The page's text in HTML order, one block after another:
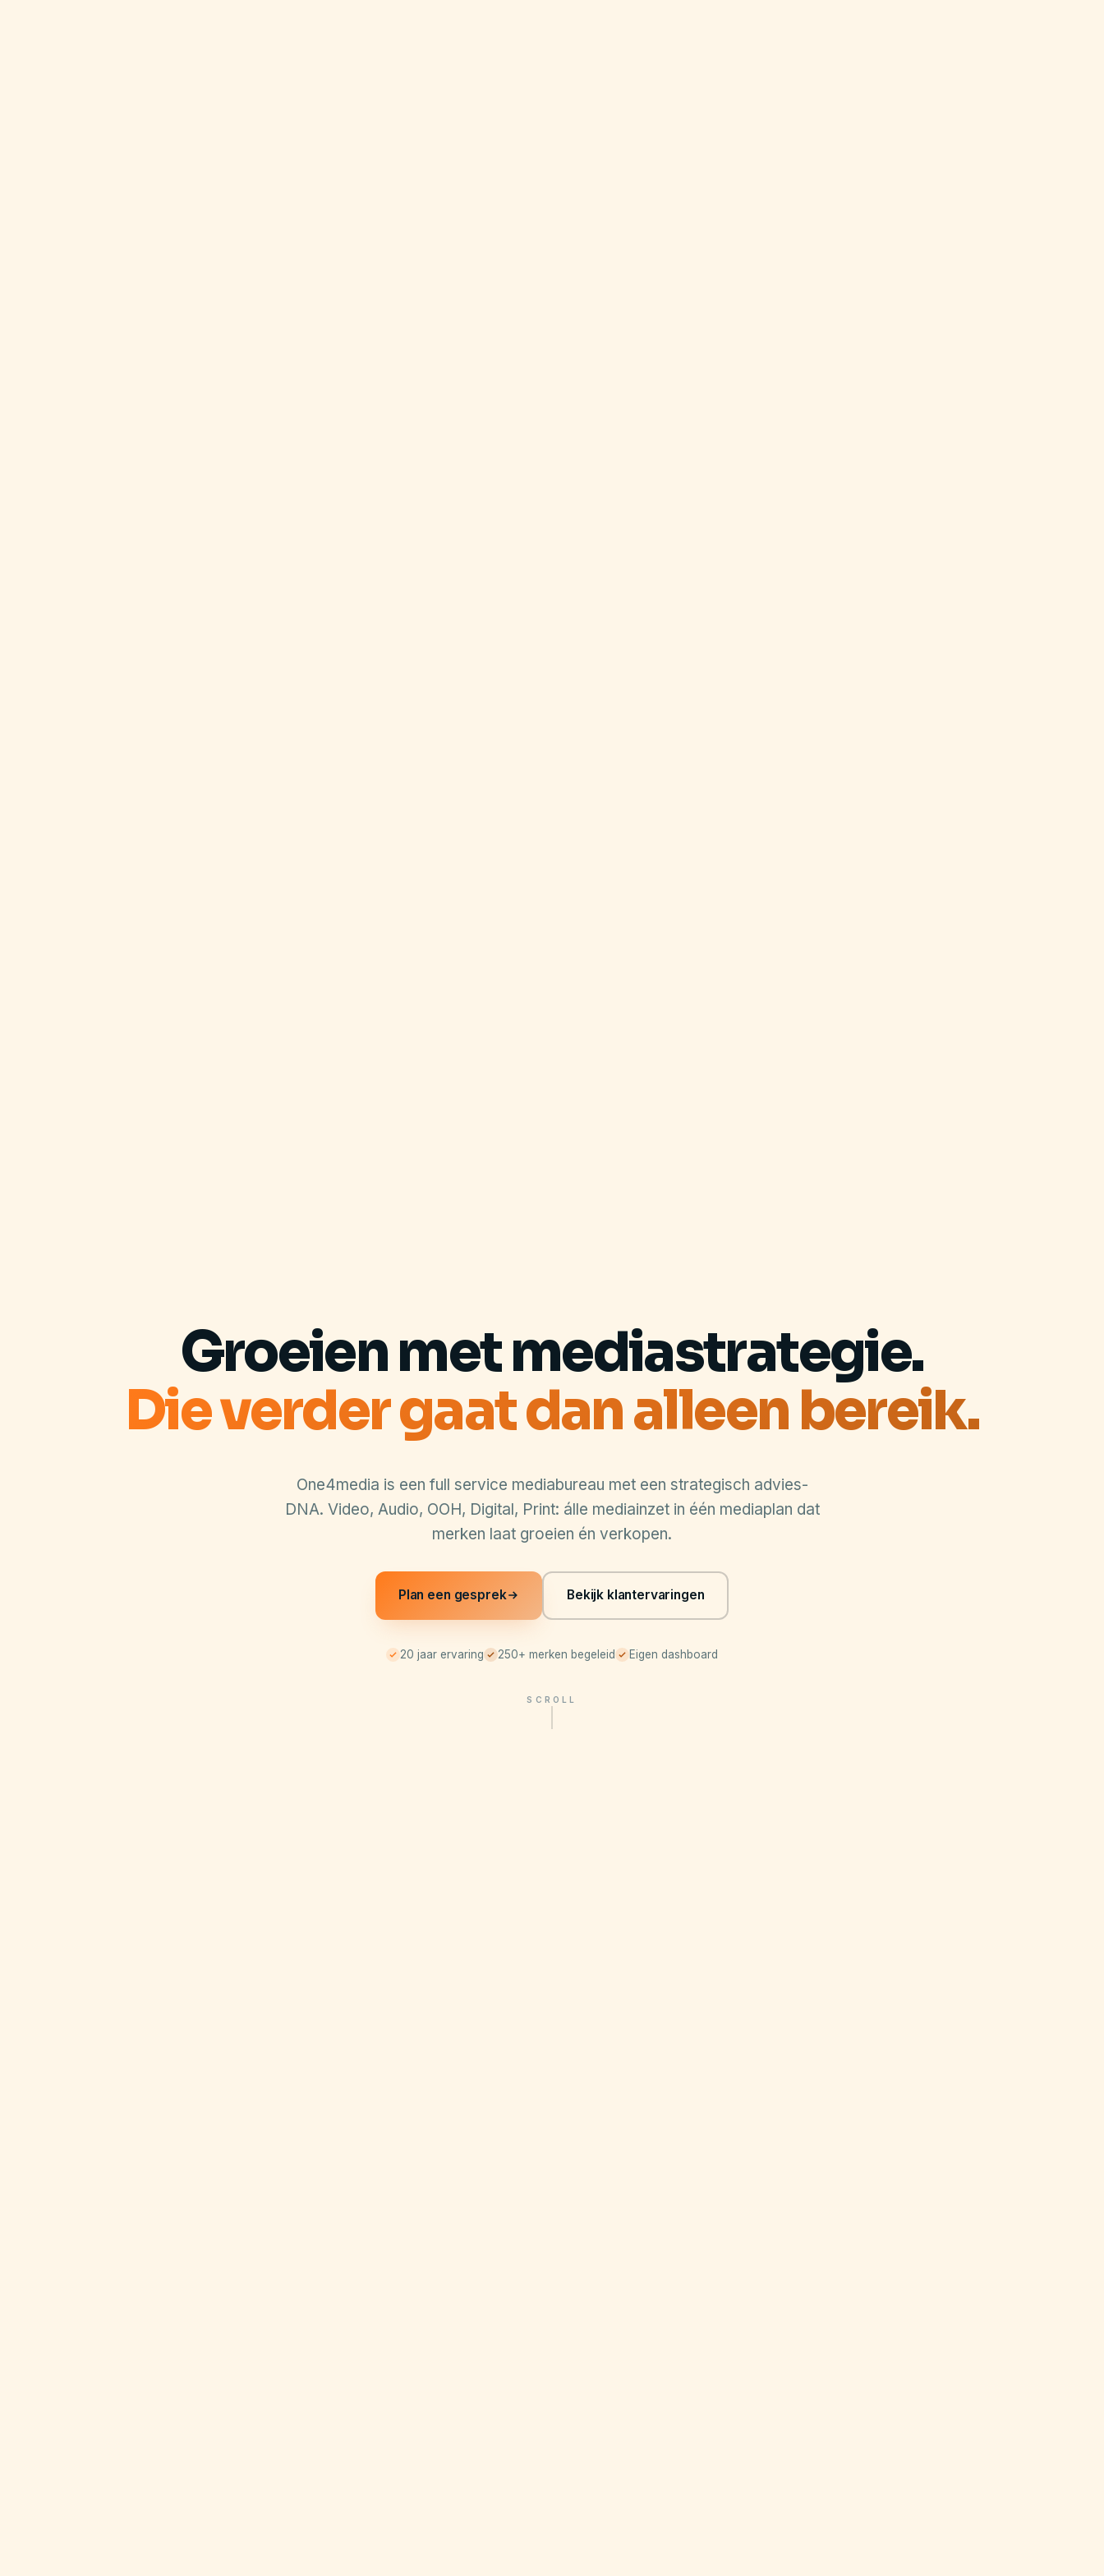
Groeien met mediastrategie.
Die verder gaat dan alleen bereik.
One4media is een full service mediabureau met een strategisch advies-
DNA. Video, Audio, OOH, Digital, Print: álle mediainzet in één mediaplan dat
merken laat groeien én verkopen.
Plan een gesprek Bekijk klantervaringen
20 jaar ervaring 250+ merken begeleid Eigen dashboard
SCROLL